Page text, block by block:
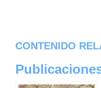
CONTENIDO